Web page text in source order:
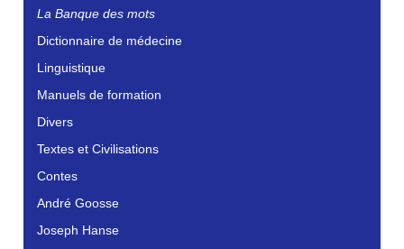
La Banque des mots
Dictionnaire de médecine
Linguistique
Manuels de formation
Divers
Textes et Civilisations
Contes
André Goosse
Joseph Hanse